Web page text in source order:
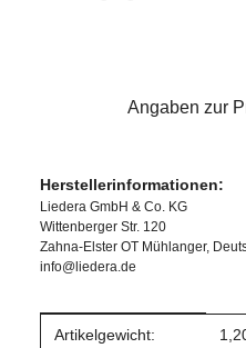
Angaben zur
Herstellerinformationen:
Liedera GmbH & Co. KG
Wittenberger Str. 120
Zahna-Elster OT Mühlanger,
info@liedera.de
Produkteigenschaft
Wert
Artikelgewicht: